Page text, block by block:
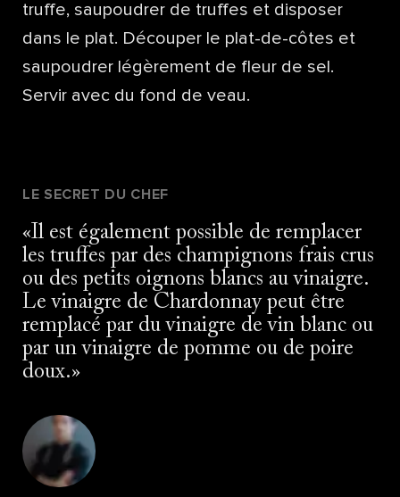
truffe, saupoudrer de truffes et disposer
dans le plat. Découper le plat-de-côtes et
saupoudrer légèrement de fleur de sel.
Servir avec du fond de veau.
LE SECRET DU CHEF
Il est également possible de remplacer
les truffes par des champignons frais crus
ou des petits oignons blancs au vinaigre.
Le vinaigre de Chardonnay peut être
remplacé par du vinaigre de vin blanc ou
par un vinaigre de pomme ou de poire
doux.